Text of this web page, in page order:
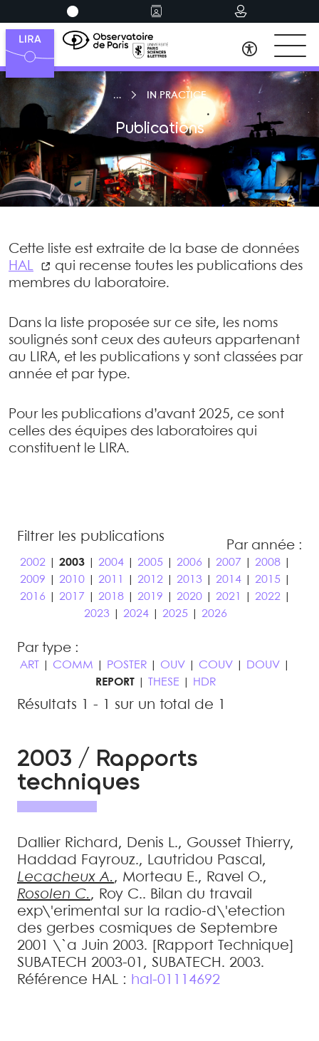
IN PRACTICE
Publications
Cette liste est extraite de la base de données
HAL
qui recense toutes les publications des
membres du laboratoire.
Dans la liste proposée sur ce site, les noms
soulignés sont ceux des auteurs appartenant
au LIRA, et les publications y sont classées par
année et par type.
Pour les publications d’avant 2025, ce sont
celles des équipes des laboratoires qui
constituent le LIRA.
Filtrer les publications
Par année :
2002| 2003| 2004| 2005| 2006 2007 2008|
2009
2010| 2011 2012| 2013| 2014| 2015|
2016
2017 2018| 2019 2020| 2021 2022|
2023| 2024| 2025| 2026
Par type :
ART COMM POSTER OUV COUV DOUV
REPORT| THESE HDR
Résultats 1 - 1 sur un total de 1
2003 / Rapports
techniques
Dallier Richard , Denis L., Gousset Thierry,
Haddad
Fayrouz., Lautridou Pascal ,
Lecacheux A., Morteau E., Ravel O.,
Rosolen C., Roy C.. Bilan du travail
exp\'erimental sur la radio-d\'etection
des gerbes cosmiques de Septembre
2001 \`a Juin 2003.
[Rapport Technique]
SUBATECH 2003-01, SUBATECH. 2003.
Référence HAL : hal-01114692